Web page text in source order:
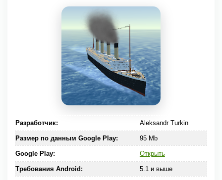
Разработчик: Aleksandr Turkin
Размер по данным Google Play: 95 Mb
Google Play: Открыть
Требования Android: 5.1 и выше